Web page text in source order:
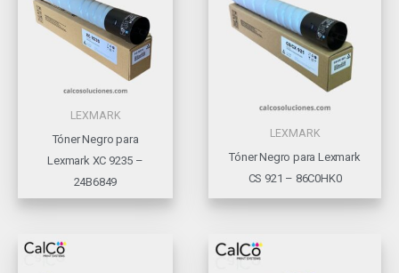
LEXMARK
Tóner Negro para
Lexmark XC 9235 –
24B6849
LEXMARK
Tóner Negro para Lexmark
CS 921 – 86C0HK0